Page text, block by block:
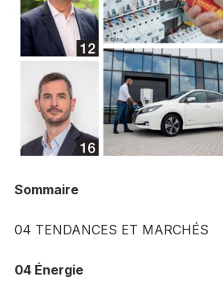
Sommaire
04 TENDANCES ET MARCHÉS
04 Énergie